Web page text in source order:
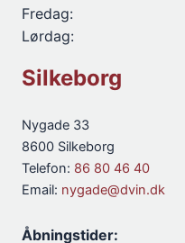
Fredag:
Lørdag:
Silkeborg
Nygade 33
8600 Silkeborg
Telefon: 86 80 46 40
Email: nygade@dvin.dk
Åbningstider: